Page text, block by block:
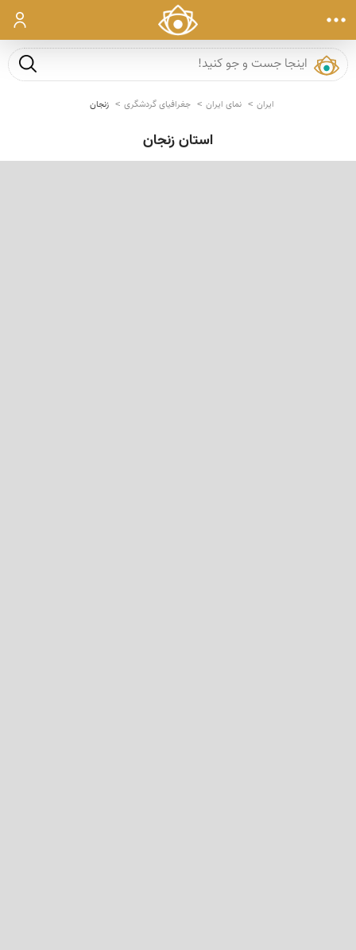
ورود
جست و
ایران نمای ایران جغرافیای گردشگری زنجان
استان زنجان